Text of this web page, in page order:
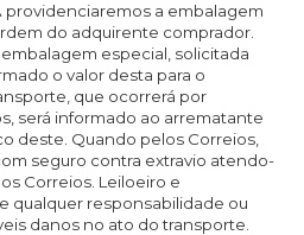
providenciaremos a embalagem
do adquirente comprador.
especial, solicitada
o valor desta para o
que ocorrerá por
será informado ao arrematante
deste. Quando pelos Correios,
seguro contra extravio atendo-
Correios. Leiloeiro e
qualquer responsabilidade ou
danos no ato do transporte.